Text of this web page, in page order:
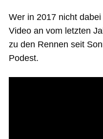
Wer in 2017 nicht
Video an vom letzten
zu den Rennen seit
Podest.